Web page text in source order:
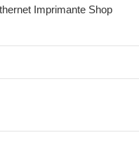
Imprimante Shop